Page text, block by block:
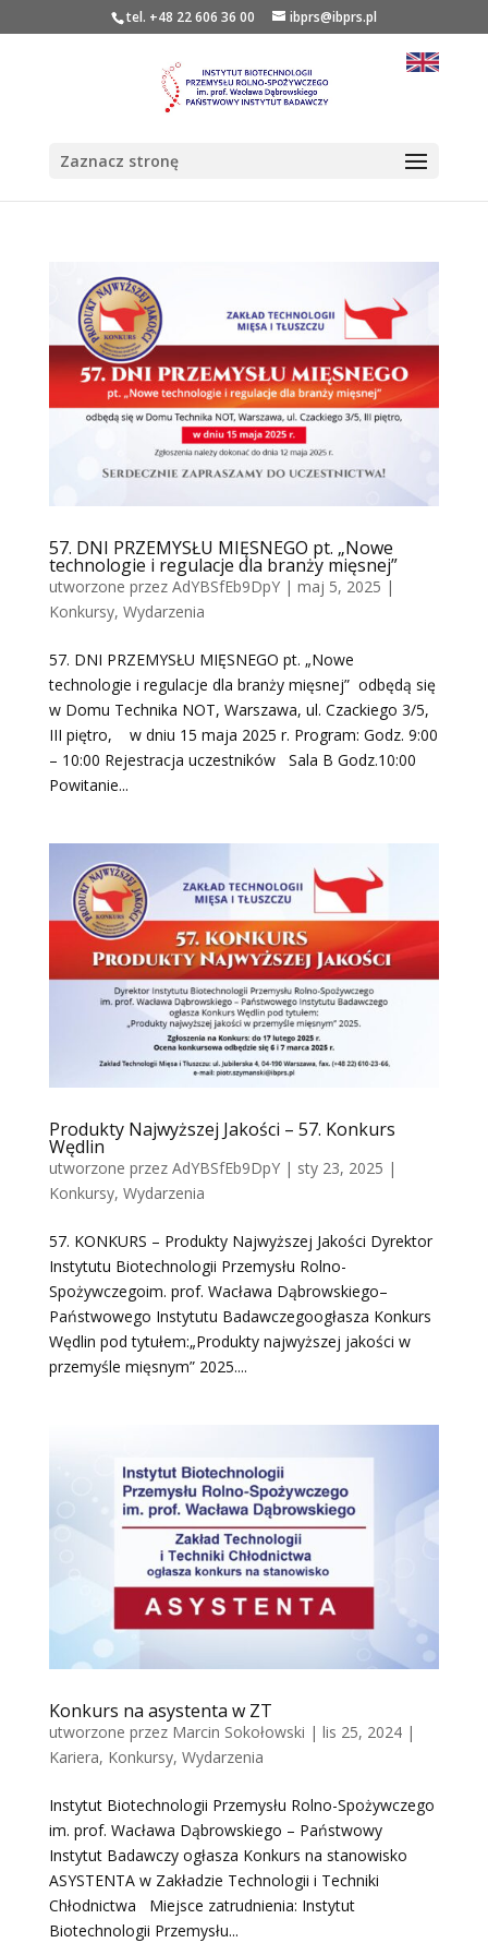
tel. +48 22 606 36 00 ibprs@ibprs.pl
Zaznacz stronę
57. DNI PRZEMYSŁU MIĘSNEGO pt. „Nowe
technologie i regulacje dla branży mięsnej”
utworzone przez AdYBSfEb9DpY| maj 5, 2025 |
Konkursy, Wydarzenia
57. DNI PRZEMYSŁU MIĘSNEGO pt. „Nowe
technologie i regulacje dla branży mięsnej” odbędą się
w Domu Technika NOT, Warszawa, ul. Czackiego 3/5,
III piętro, w dniu 15 maja 2025 r. Program: Godz. 9:00
– 10:00 Rejestracja uczestników Sala B Godz.10:00
Powitanie...
Produkty Najwyższej Jakości – 57. Konkurs
Wędlin
utworzone przez AdYBSfEb9DpY| sty 23, 2025 |
Konkursy, Wydarzenia
57. KONKURS – Produkty Najwyższej Jakości Dyrektor
Instytutu Biotechnologii Przemysłu Rolno-
Spożywczegoim. prof. Wacława Dąbrowskiego–
Państwowego Instytutu Badawczegoogłasza Konkurs
Wędlin pod tytułem:„Produkty najwyższej jakości w
przemyśle mięsnym” 2025....
Konkurs na asystenta w ZT
utworzone przez Marcin Sokołowski | lis 25, 2024|
Kariera, Konkursy, Wydarzenia
Instytut Biotechnologii Przemysłu Rolno-Spożywczego
im. prof. Wacława Dąbrowskiego – Państwowy
Instytut Badawczy ogłasza Konkurs na stanowisko
ASYSTENTA w Zakładzie Technologii i Techniki
Chłodnictwa Miejsce zatrudnienia: Instytut
Biotechnologii Przemysłu...